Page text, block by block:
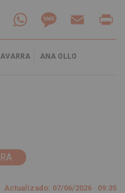
MeneameWhatsAppMessageEmail
ANA OLLO
Actualizado: 07/06/2026 · 09:35